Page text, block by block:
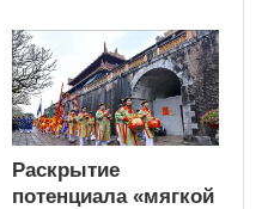
Раскрытие
потенциала «мягкой